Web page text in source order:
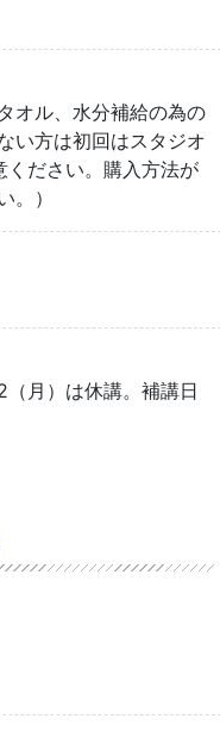
オル、水分補給の為の
い方は初回はスタジオ
ださい。購入方法が
。）
月）は休講。補講日